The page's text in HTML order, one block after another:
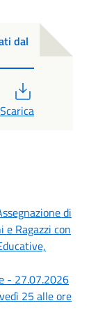
dal
Scarica
di
e Ragazzi con
- 27.07.2026
25 alle ore